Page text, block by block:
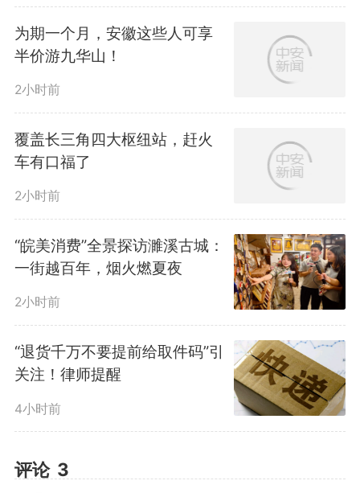
被应用在了国内主流可折叠手机屏
幕上。
30微米柔性可折叠玻璃
“重复折叠100万次就意味着，
如果你每天需要折叠手机100次，
20多年后，这块玻璃依然完好无
为期一个月，安徽这些人可享
半价游九华山！
2小时前
覆盖长三角四大枢纽站，赶火
车有口福了
2小时前
“皖美消费”全景探访濉溪古城：
一街越百年，烟火燃夏夜
2小时前
“退货千万不要提前给取件码”引
关注！律师提醒
4小时前
评论 3